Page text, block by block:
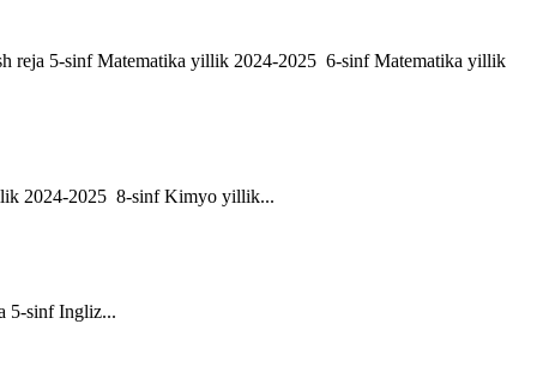
reja 5-sinf Matematika yillik 2024-2025 6-sinf Matematika yillik
2024-2025 8-sinf Kimyo yillik...
5-sinf Ingliz...